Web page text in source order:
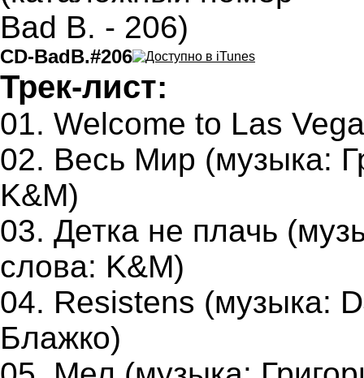
CD-BadB.#206
Трек-лист:
01. Welcome to Las
02. Весь Мир (музыка:
K&M)
03. Детка не плачь
слова: K&M)
04. Resistens (музыка:
Блажко)